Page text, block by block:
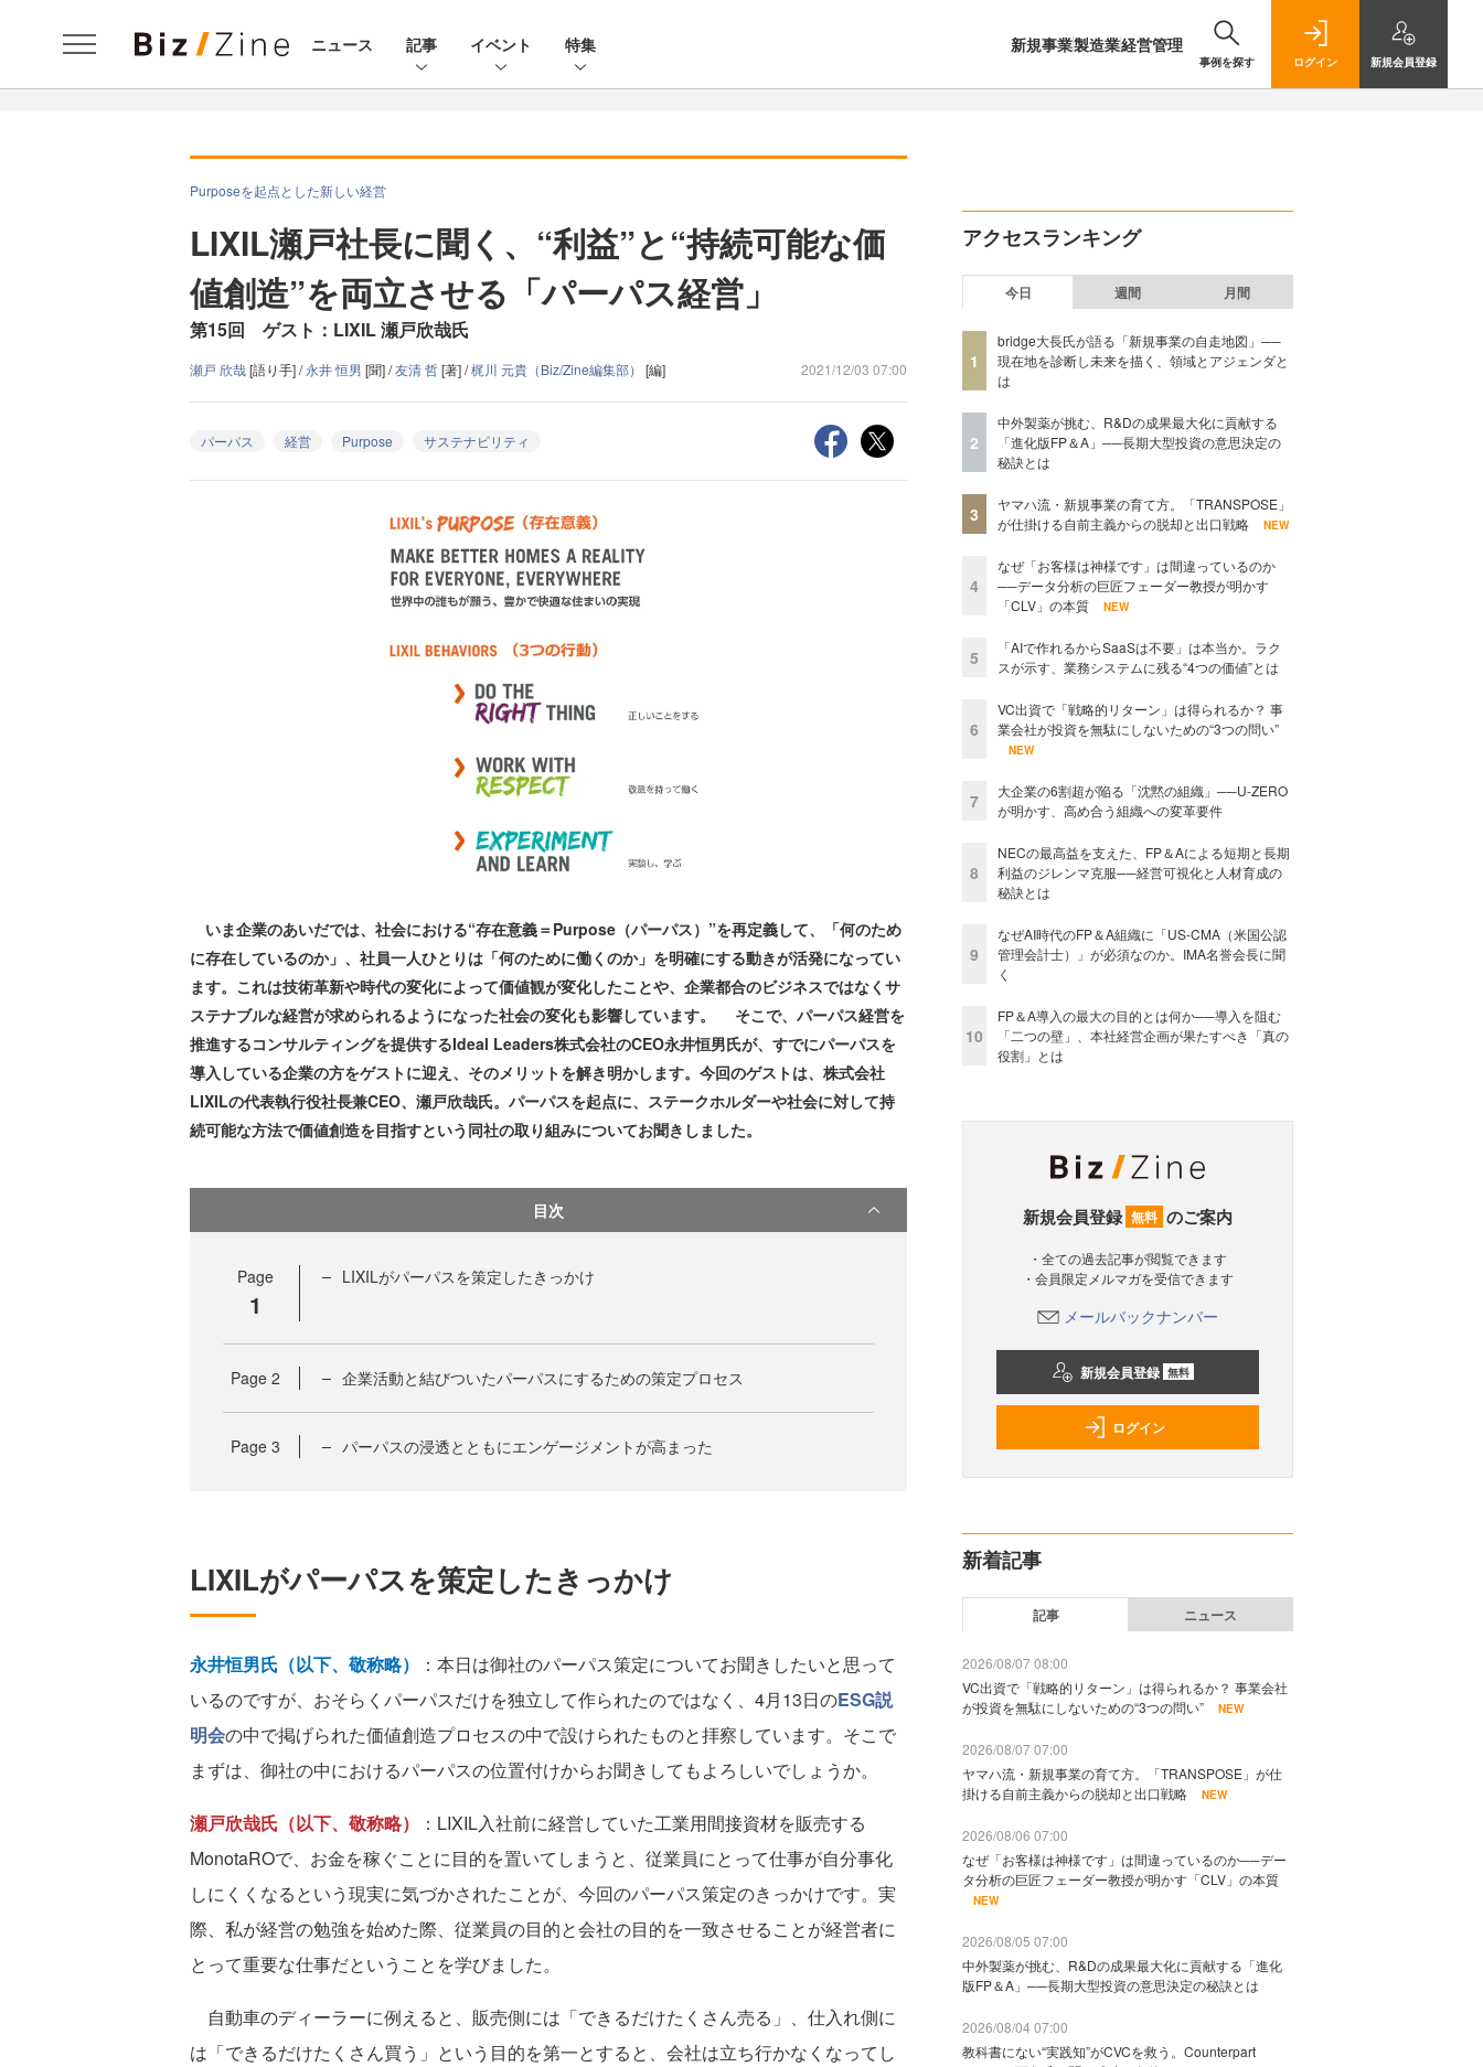
ニュース 記事 イベント 特集 新規事業製造業経営管理
事例を探す ログイン 新規会員登録
Purposeを起点とした新しい経営
LIXIL瀬戸社長に聞く、“利益”と“持続可能な価
値創造”を両立させる「パーパス経営」
第15回 ゲスト：LIXIL 瀬戸欣哉氏
瀬戸 欣哉[語り手] /永井 恒男 [聞] /友清 哲[著] /梶川 元貴（Biz/Zine編集部） [編] 2021/12/03 07:00
パーパス 経営 Purpose サステナビリティ
いま企業のあいだでは、社会における“存在意義＝Purpose（パーパス）”を再定義して、「何のため
に存在しているのか」、社員一人ひとりは「何のために働くのか」を明確にする動きが活発になってい
ます。これは技術革新や時代の変化によって価値観が変化したことや、企業都合のビジネスではなくサ
ステナブルな経営が求められるようになった社会の変化も影響しています。 そこで、パーパス経営を
推進するコンサルティングを提供するIdeal Leaders株式会社のCEO永井恒男氏が、すでにパーパスを
導入している企業の方をゲストに迎え、そのメリットを解き明かします。今回のゲストは、株式会社
LIXILの代表執行役社長兼CEO、瀬戸欣哉氏。パーパスを起点に、ステークホルダーや社会に対して持
続可能な方法で価値創造を目指すという同社の取り組みについてお聞きしました。
目次
Page
1
LIXILがパーパスを策定したきっかけ
Page 2 企業活動と結びついたパーパスにするための策定プロセス
Page 3 パーパスの浸透とともにエンゲージメントが高まった
LIXILがパーパスを策定したきっかけ
永井恒男氏（以下、敬称略）
：本日は御社のパーパス策定についてお聞きしたいと思って
いるのですが、おそらくパーパスだけを独立して作られたのではなく、4月13日のESG説
明会の中で掲げられた価値創造プロセスの中で設けられたものと拝察しています。そこで
まずは、御社の中におけるパーパスの位置付けからお聞きしてもよろしいでしょうか。
瀬戸欣哉氏（以下、敬称略）
：LIXIL入社前に経営していた工業用間接資材を販売する
MonotaROで、お金を稼ぐことに目的を置いてしまうと、従業員にとって仕事が自分事化
しにくくなるという現実に気づかされたことが、今回のパーパス策定のきっかけです。実
際、私が経営の勉強を始めた際、従業員の目的と会社の目的を一致させることが経営者に
とって重要な仕事だということを学びました。
自動車のディーラーに例えると、販売側には「できるだけたくさん売る」、仕入れ側に
は「できるだけたくさん買う」という目的を第一とすると、会社は立ち行かなくなってし
アクセスランキング
今日 週間 月間
1
bridge大長氏が語る「新規事業の自走地図」──
現在地を診断し未来を描く、領域とアジェンダと
は
2
中外製薬が挑む、R&Dの成果最大化に貢献する
「進化版FP＆A」──長期大型投資の意思決定の
秘訣とは
3
ヤマハ流・新規事業の育て方。「TRANSPOSE」
が仕掛ける自前主義からの脱却と出口戦略
NEW
4
なぜ「お客様は神様です」は間違っているのか
──データ分析の巨匠フェーダー教授が明かす
「CLV」の本質
NEW
5
「AIで作れるからSaaSは不要」は本当か。ラク
スが示す、業務システムに残る“4つの価値”とは
6
VC出資で「戦略的リターン」は得られるか？ 事
業会社が投資を無駄にしないための“3つの問い”
NEW
7
大企業の6割超が陥る「沈黙の組織」──U-ZERO
が明かす、高め合う組織への変革要件
8
NECの最高益を支えた、FP＆Aによる短期と長期
利益のジレンマ克服──経営可視化と人材育成の
秘訣とは
9
なぜAI時代のFP＆A組織に「US-CMA（米国公認
管理会計士）」が必須なのか。IMA名誉会長に聞
く
10
FP＆A導入の最大の目的とは何か──導入を阻む
「二つの壁」、本社経営企画が果たすべき「真の
役割」とは
新規会員登録 無料 のご案内
・全ての過去記事が閲覧できます
・会員限定メルマガを受信できます
メールバックナンバー
新規会員登録 無料
ログイン
新着記事
記事 ニュース
2026/08/07 08:00
VC出資で「戦略的リターン」は得られるか？ 事業会社
が投資を無駄にしないための“3つの問い”
NEW
2026/08/07 07:00
ヤマハ流・新規事業の育て方。「TRANSPOSE」が仕
掛ける自前主義からの脱却と出口戦略
NEW
2026/08/06 07:00
なぜ「お客様は神様です」は間違っているのか──デー
タ分析の巨匠フェーダー教授が明かす「CLV」の本質
NEW
2026/08/05 07:00
中外製薬が挑む、R&Dの成果最大化に貢献する「進化
版FP＆A」──長期大型投資の意思決定の秘訣とは
2026/08/04 07:00
教科書にない“実践知”がCVCを救う。Counterpart